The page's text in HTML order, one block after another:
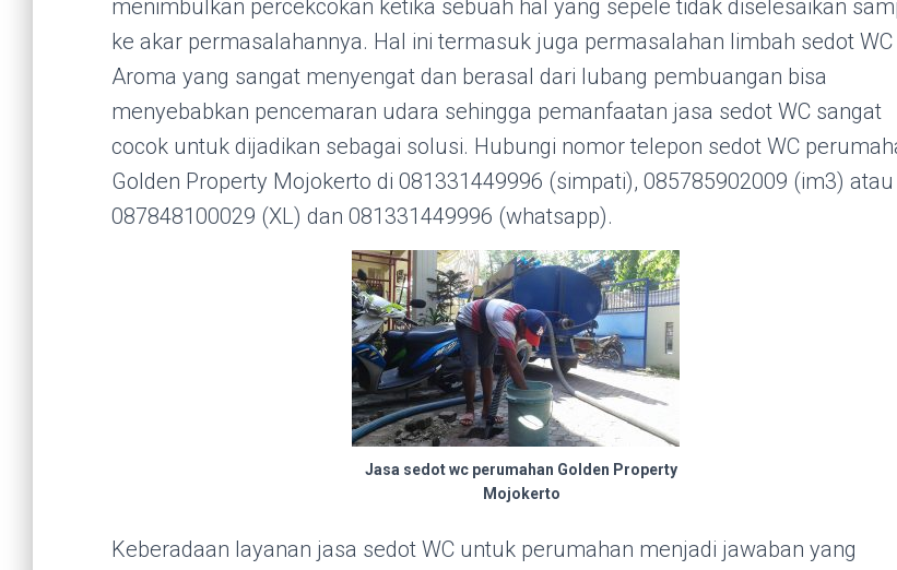
menimbulkan percekcokan ketika sebuah hal yang sepele tidak diselesaikan
ke akar permasalahannya. Hal ini termasuk juga permasalahan limbah sedot WC
Aroma yang sangat menyengat dan berasal dari lubang pembuangan bisa
menyebabkan pencemaran udara sehingga pemanfaatan jasa sedot WC sangat
cocok untuk dijadikan sebagai solusi. Hubungi nomor telepon sedot WC
Golden Property Mojokerto di 081331449996 (simpati), 085785902009 (im3) atau
087848100029 (XL) dan 081331449996 (whatsapp).
Jasa sedot wc perumahan Golden Property
Mojokerto
Keberadaan layanan jasa sedot WC untuk perumahan menjadi jawaban yang